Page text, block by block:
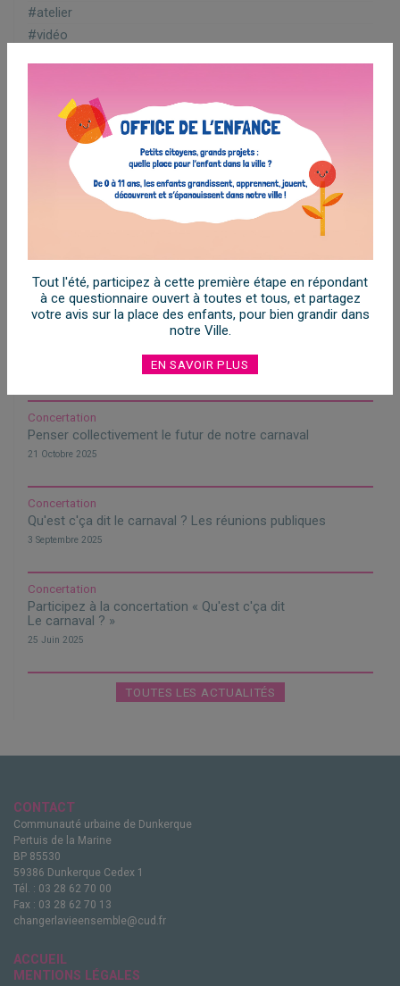
#atelier
#vidéo
#engagement
#témoignage
#lancement
#jeunesse
Dernières actualités
Petits citoyens, grands projets !
21 Juillet 2026
Concertation
Penser collectivement le futur de notre carnaval
21 Octobre 2025
Concertation
Qu'est c'ça dit le carnaval ? Les réunions publiques
3 Septembre 2025
Concertation
Participez à la concertation « Qu'est c'ça dit
Le carnaval ? »
25 Juin 2025
TOUTES LES ACTUALITÉS
CONTACT
Communauté urbaine de Dunkerque
Pertuis de la Marine
BP 85530
59386 Dunkerque Cedex 1
Tél. : 03 28 62 70 00
Fax : 03 28 62 70 13
changerlavieensemble@cud.fr
ACCUEIL
MENTIONS LÉGALES
Tout l'été, participez à cette première étape en répondant
à ce questionnaire ouvert à toutes et tous, et partagez
votre avis sur la place des enfants, pour bien grandir dans
notre Ville.
EN SAVOIR PLUS